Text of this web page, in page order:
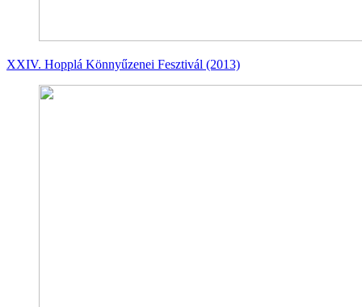
XXIV. Hopplá Könnyűzenei Fesztivál (2013)